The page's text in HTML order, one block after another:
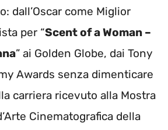
dall’Oscar come Miglior
per “Scent of a Woman –
” ai Golden Globe, dai Tony
Awards senza dimenticare
carriera ricevuto alla Mostra
Cinematografica della